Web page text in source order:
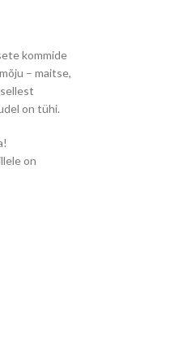
kommide
– maitse,
on tühi.
on